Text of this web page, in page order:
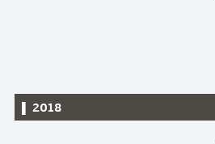
▌ 2018